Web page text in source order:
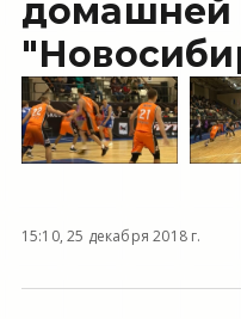
домашней
15:10, 25 декабря 2018 г.